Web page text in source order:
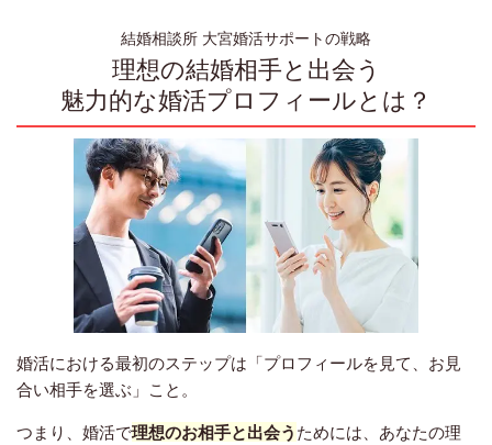
結婚相談所 大宮婚活サポートの戦略
理想の結婚相手と出会う
魅力的な婚活プロフィールとは？
婚活における最初のステップは「プロフィールを見て、お見
合い相手を選ぶ」こと。
つまり、婚活で理想のお相手と出会う ためには、あなたの理